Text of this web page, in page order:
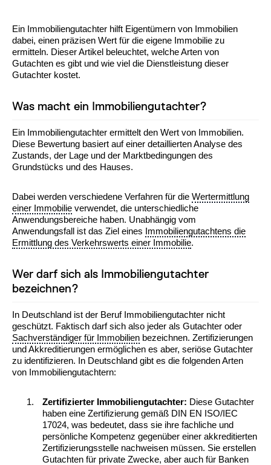
Ein Immobiliengutachter hilft Eigentümern von Immobilien
dabei, einen präzisen Wert für die eigene Immobilie zu
ermitteln. Dieser Artikel beleuchtet, welche Arten von
Gutachten es gibt und wie viel die Dienstleistung dieser
Gutachter kostet.
Was macht ein Immobiliengutachter?
Ein Immobiliengutachter ermittelt den Wert von Immobilien.
Diese Bewertung basiert auf einer detaillierten Analyse des
Zustands, der Lage und der Marktbedingungen des
Grundstücks und des Hauses.
Dabei werden verschiedene Verfahren für die Wertermittlung
einer Immobilie verwendet, die unterschiedliche
Anwendungsbereiche haben. Unabhängig vom
Anwendungsfall ist das Ziel eines Immobiliengutachtens die
Ermittlung des Verkehrswerts einer Immobilie.
Wer darf sich als Immobiliengutachter
bezeichnen?
In Deutschland ist der Beruf Immobiliengutachter nicht
geschützt. Faktisch darf sich also jeder als Gutachter oder
Sachverständiger für Immobilien bezeichnen. Zertifizierungen
und Akkreditierungen ermöglichen es aber, seriöse Gutachter
zu identifizieren. In Deutschland gibt es die folgenden Arten
von Immobiliengutachtern:
Zertifizierter Immobiliengutachter: Diese Gutachter
haben eine Zertifizierung gemäß DIN EN ISO/IEC
17024, was bedeutet, dass sie ihre fachliche und
persönliche Kompetenz gegenüber einer akkreditierten
Zertifizierungsstelle nachweisen müssen. Sie erstellen
Gutachten für private Zwecke, aber auch für Banken